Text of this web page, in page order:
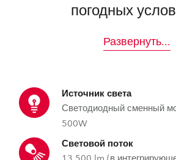
погодных
Развернуть...
Источник света
Светодиодный сменный
500W
Световой поток